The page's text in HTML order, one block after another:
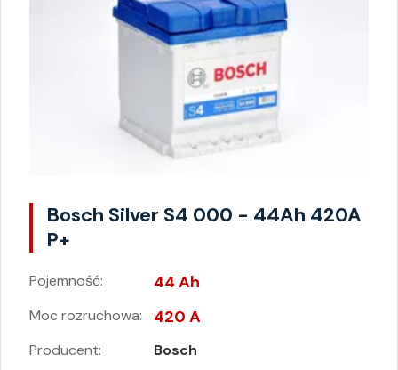
Bosch Silver S4 000 - 44Ah 420A
P+
Pojemność: 44 Ah
Moc rozruchowa: 420 A
Producent: Bosch